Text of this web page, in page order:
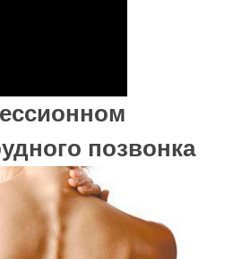
позвонка